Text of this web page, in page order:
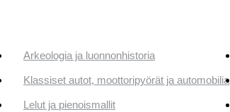
Arkeologia ja luonnonhistoria
Klassiset autot, moottoripyörät ja automobilia
Lelut ja pienoismallit